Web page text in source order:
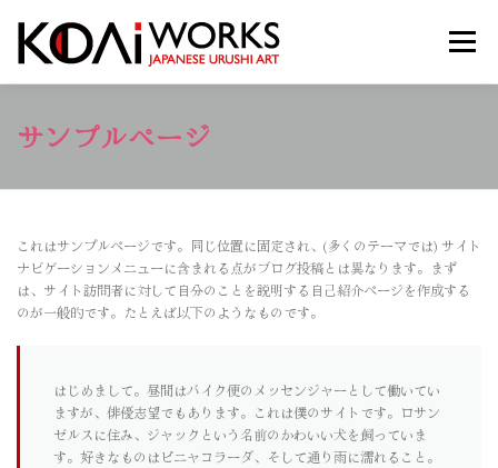
ッ
メニュー
PROJECTS ABOUT
サンプルページ
これはサンプルページです。同じ位置に固定され、(多くのテーマでは) サイト
ナビゲーションメニューに含まれる点がブログ投稿とは異なります。まず
は、サイト訪問者に対して自分のことを説明する自己紹介ページを作成する
のが一般的です。たとえば以下のようなものです。
はじめまして。昼間はバイク便のメッセンジャーとして働いてい
ますが、俳優志望でもあります。これは僕のサイトです。ロサン
ゼルスに住み、ジャックという名前のかわいい犬を飼っていま
す。好きなものはピニャコラーダ、そして通り雨に濡れること。